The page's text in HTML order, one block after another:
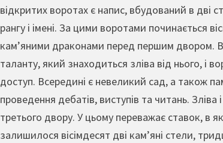
відкритих воротах є напис, вбудований в дві
рангу і імені. За цими воротами починається
кам’яними драконами перед першим двором.
таланту, який знаходиться зліва від нього, і
доступ. Всередині є невеликий сад, а також
проведення дебатів, виступів та читань.
третього двору. У цьому переважає ставок, в
залишилося вісімдесят дві кам’яні стели,